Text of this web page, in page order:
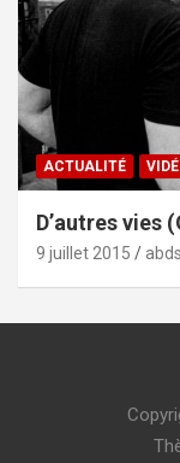
ACTUALITÉ
D’autres vies
9 juillet 2015